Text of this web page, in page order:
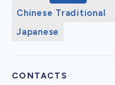
Chinese Traditional
Japanese
CONTACTS